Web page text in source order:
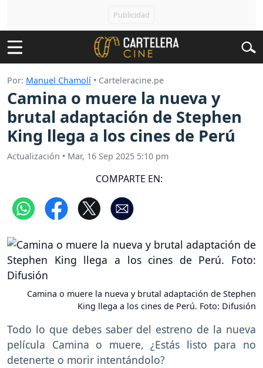
Por: Manuel Chamolí • Carteleracine.pe
Camina o muere la nueva y
brutal adaptación de Stephen
King llega a los cines de Perú
Actualización • Mar, 16 Sep 2025 5:10 pm
COMPARTE EN:
Camina o muere la nueva y brutal adaptación de Stephen
King llega a los cines de Perú. Foto: Difusión
Todo lo que debes saber del estreno de la nueva
película Camina o muere, ¿Estás listo para no
detenerte o morir intentándolo?